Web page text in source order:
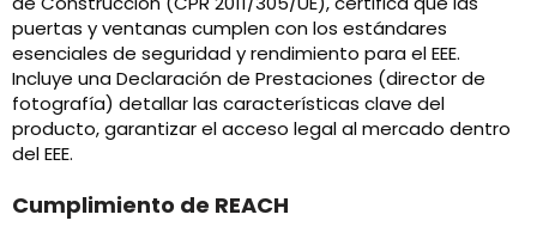
puertas y ventanas cumplen con los estándares
esenciales de seguridad y rendimiento para el EEE.
Incluye una Declaración de Prestaciones (director de
fotografía) detallar las características clave del
producto, garantizar el acceso legal al mercado dentro
del EEE.
Cumplimiento de REACH